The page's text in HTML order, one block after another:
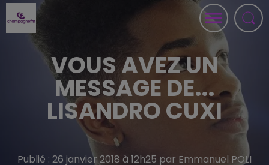
VOUS AVEZ UN
MESSAGE DE...
LISANDRO CUXI
Publié : 26 janvier 2018 à 12h25 par Emmanuel POLI